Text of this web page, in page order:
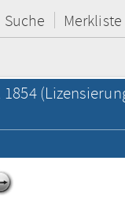
Suche Merkliste
1854